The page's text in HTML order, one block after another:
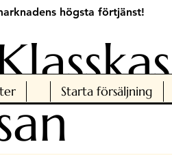
högsta förtjänst!
Starta försäljning